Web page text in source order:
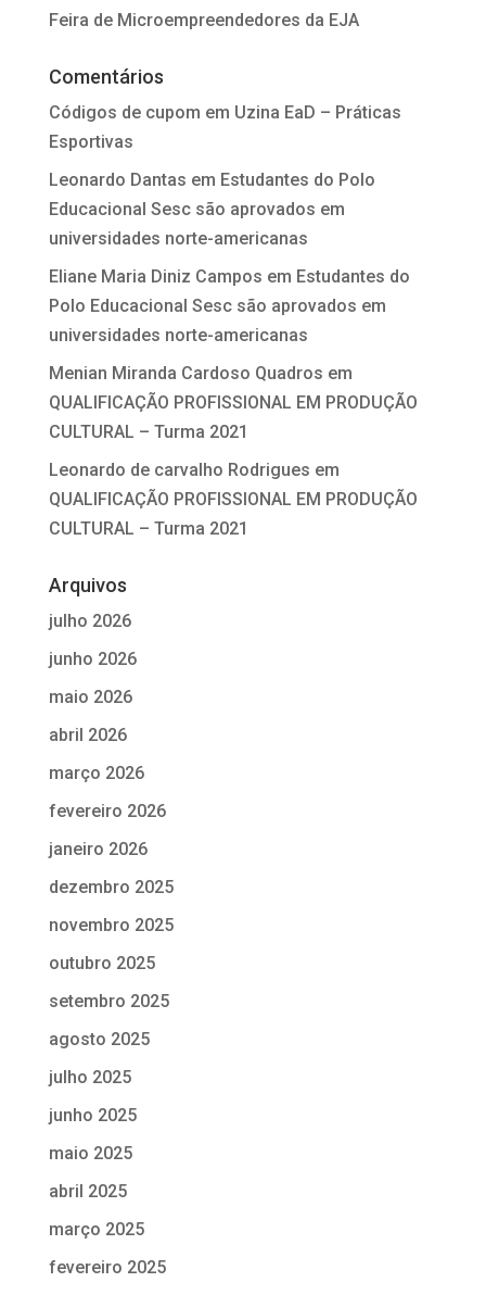
Feira de Microempreendedores da EJA
Comentários
Códigos de cupom em Uzina EaD – Práticas
Esportivas
Leonardo Dantas em Estudantes do Polo
Educacional Sesc são aprovados em
universidades norte-americanas
Eliane Maria Diniz Campos em Estudantes do
Polo Educacional Sesc são aprovados em
universidades norte-americanas
Menian Miranda Cardoso Quadros em
QUALIFICAÇÃO PROFISSIONAL EM PRODUÇÃO
CULTURAL – Turma 2021
Leonardo de carvalho Rodrigues em
QUALIFICAÇÃO PROFISSIONAL EM PRODUÇÃO
CULTURAL – Turma 2021
Arquivos
julho 2026
junho 2026
maio 2026
abril 2026
março 2026
fevereiro 2026
janeiro 2026
dezembro 2025
novembro 2025
outubro 2025
setembro 2025
agosto 2025
julho 2025
junho 2025
maio 2025
abril 2025
março 2025
fevereiro 2025